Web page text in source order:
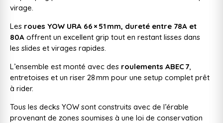
virage.
Les roues YOW URA 66 × 51 mm, dureté entre 78A et
80A offrent un excellent grip tout en restant lisses dans
les slides et virages rapides.
L’ensemble est monté avec des roulements ABEC 7,
entretoises et un riser 28 mm pour une setup complet prêt
à rider.
Tous les decks YOW sont construits avec de l’érable
provenant de zones soumises à une loi de conservation